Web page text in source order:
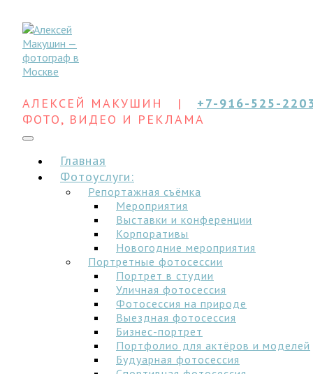
АЛЕКСЕЙ МАКУШИН | +7-916-525-
ФОТО, ВИДЕО И РЕКЛАМА
Главная
Фотоуслуги:
Репортажная съёмка
Мероприятия
Выставки и конференции
Корпоративы
Новогодние мероприятия
Портретные фотосессии
Портрет в студии
Уличная фотосессия
Фотосессия на природе
Выездная фотосессия
Бизнес-портрет
Портфолио для актёров и моделей
Будуарная фотосессия